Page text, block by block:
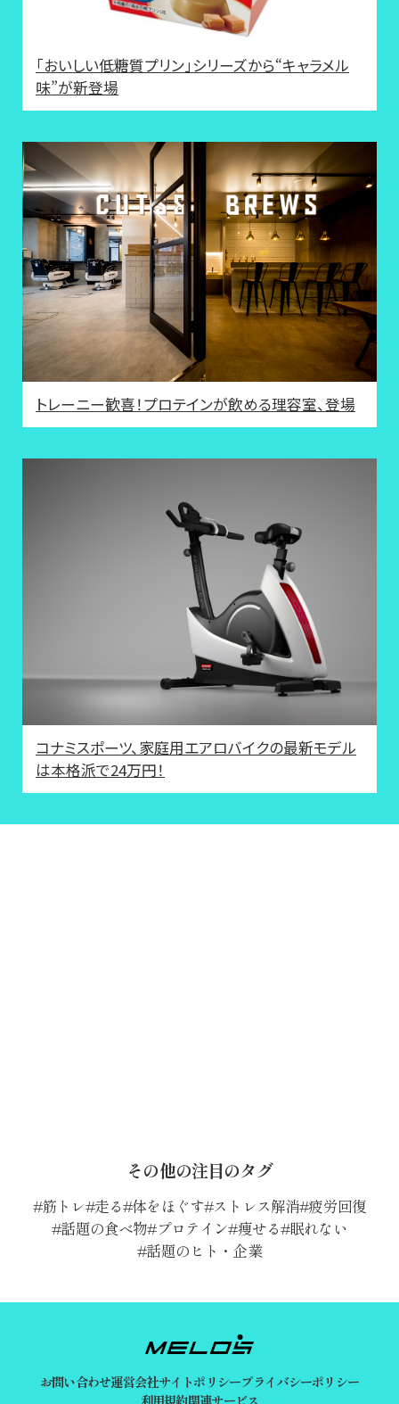
「おいしい低糖質プリン」シリーズから“キャラメル
味”が新登場
トレーニー歓喜！プロテインが飲める理容室、登場
コナミスポーツ、家庭用エアロバイクの最新モデル
は本格派で24万円！
その他の注目のタグ
筋トレ 走る 体をほぐす ストレス解消 疲労回復
話題の食べ物 プロテイン 痩せる 眠れない
話題のヒト・企業
お問い合わせ運営会社サイトポリシープライバシーポリシー
利用規約関連サービス